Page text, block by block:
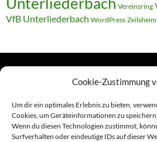
Cookie-Zustimmung
Um dir ein optimales Erlebnis zu bieten,
Cookies, um Geräteinformationen zu
Wenn du diesen Technologien zustimmst,
Surfverhalten oder eindeutige IDs auf dieser
Vereinsring
VfB Unterliederbach WordPress Zeilsheim
Links